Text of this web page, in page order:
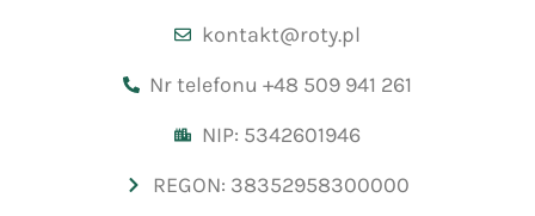
kontakt@roty.pl
Nr telefonu +48 509 941 261
NIP: 5342601946
REGON: 38352958300000